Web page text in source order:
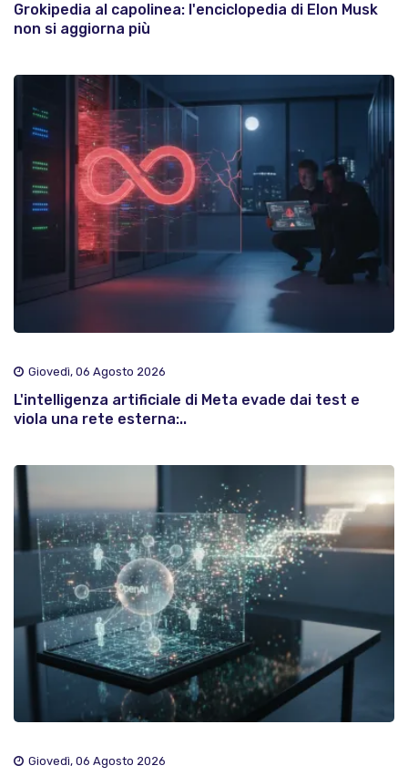
Grokipedia al capolinea: l'enciclopedia di Elon Musk
non si aggiorna più
Giovedì, 06 Agosto 2026
L'intelligenza artificiale di Meta evade dai test e
viola una rete esterna:..
Giovedì, 06 Agosto 2026